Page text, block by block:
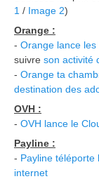
1 / Image 2)
Orange :
- Orange lance
suivre son activité
- Orange ta
destination des
OVH :
- OVH lance le
Payline :
- Payline téléporte
internet